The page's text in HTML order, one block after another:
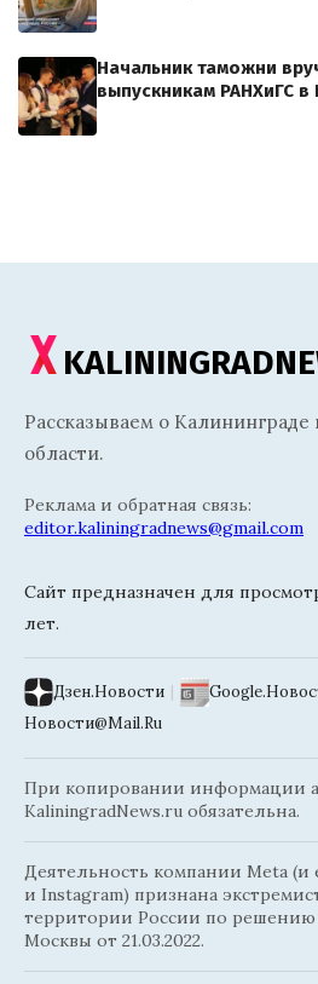
Начальник таможни
выпускникам РАНХиГС в
Рассказываем о
области.
Реклама и обратная связь:
editor.kaliningradnews@gmail.com
Сайт предназначен для
лет.
Дзен.Новости |
Новости@Mail.Ru
При копировании информации
KaliningradNews.ru обязательна.
Деятельность компании Meta (и
и Instagram) признана
территории России по решению
Москвы от 21.03.2022.